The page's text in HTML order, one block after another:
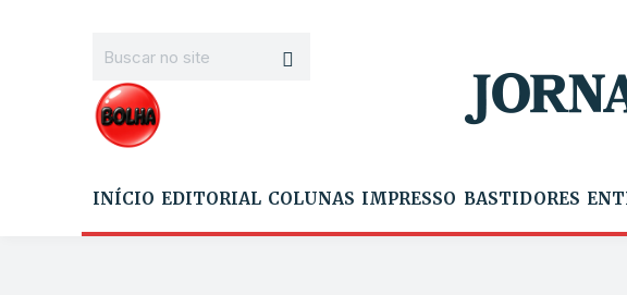
INÍCIO EDITORIAL COLUNAS IMPRESSO BASTIDORES